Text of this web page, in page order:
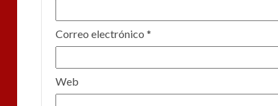
Correo electrónico *
Web